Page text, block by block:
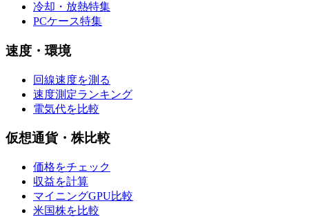
冷却・放熱特集
PCケース特集
速度・環境
回線速度を測る
速度測定ランキング
電気代を比較
仮想通貨・株比較
価格をチェック
収益を計算
マイニングGPU比較
米国株を比較